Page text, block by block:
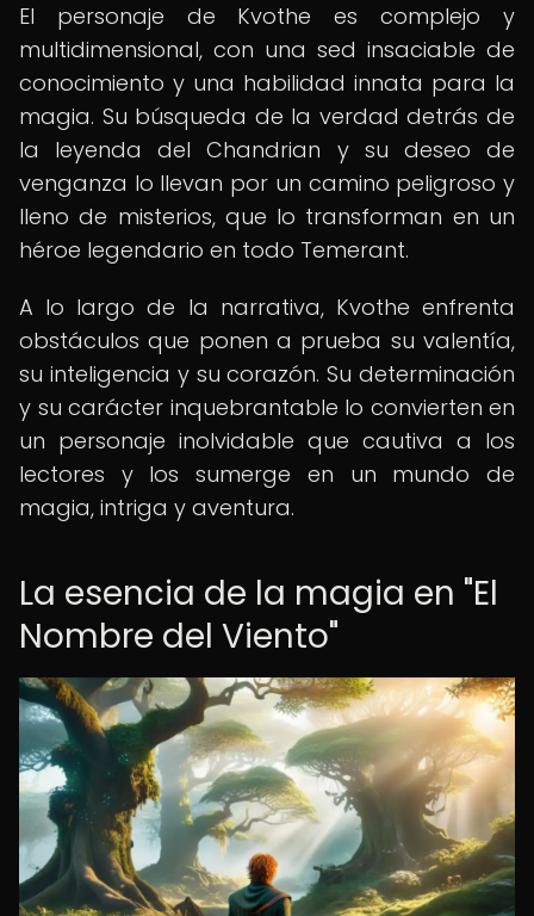
El personaje de Kvothe es complejo y
multidimensional, con una sed insaciable de
conocimiento y una habilidad innata para la
magia. Su búsqueda de la verdad detrás de
la leyenda del Chandrian y su deseo de
venganza lo llevan por un camino peligroso y
lleno de misterios, que lo transforman en un
héroe legendario en todo Temerant.
A lo largo de la narrativa, Kvothe enfrenta
obstáculos que ponen a prueba su valentía,
su inteligencia y su corazón. Su determinación
y su carácter inquebrantable lo convierten en
un personaje inolvidable que cautiva a los
lectores y los sumerge en un mundo de
magia, intriga y aventura.
La esencia de la magia en "El
Nombre del Viento"